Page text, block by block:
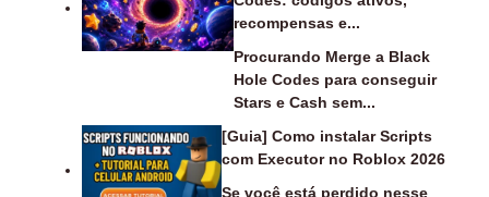
recompensas e...
Procurando Merge a Black
Hole Codes para conseguir
Stars e Cash sem...
[Guia] Como instalar Scripts
com Executor no Roblox 2026
Se você está perdido nesse